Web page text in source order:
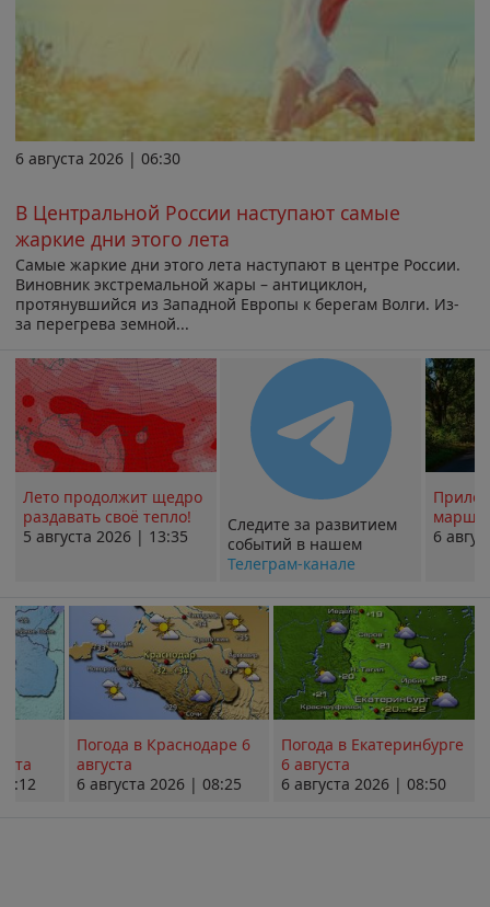
6 августа 2026 | 06:30
В Центральной России наступают самые
жаркие дни этого лета
Самые жаркие дни этого лета наступают в центре России.
Виновник экстремальной жары – антициклон,
протянувшийся из Западной Европы к берегам Волги. Из-
за перегрева земной...
Лето продолжит щедро
раздавать своё тепло!
5 августа 2026 | 13:35
Следите за развитием
событий в нашем
Телеграм-канале
6
Погода в Краснодаре 6
августа
6 августа 2026 | 08:25
Погода в Екатеринбурге
6 августа
6 августа 2026 | 08:50